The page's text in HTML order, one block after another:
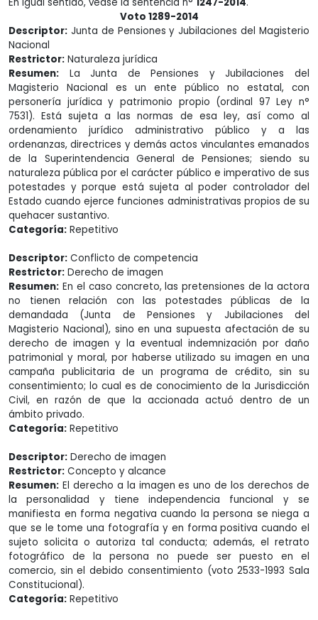
Voto 1289-2014
Descriptor: Junta de Pensiones y Jubilaciones del Magisterio
Nacional
Restrictor: Naturaleza jurídica
Resumen: La Junta de Pensiones y Jubilaciones del
Magisterio Nacional es un ente público no estatal, con
personería jurídica y patrimonio propio (ordinal 97 Ley n°
7531). Está sujeta a las normas de esa ley, así como al
ordenamiento jurídico administrativo público y a las
ordenanzas, directrices y demás actos vinculantes emanados
de la Superintendencia General de Pensiones; siendo su
naturaleza pública por el carácter público e imperativo de sus
potestades y porque está sujeta al poder controlador del
Estado cuando ejerce funciones administrativas propios de su
quehacer sustantivo.
Categoría: Repetitivo
Descriptor: Conflicto de competencia
Restrictor: Derecho de imagen
Resumen: En el caso concreto, las pretensiones de la actora
no tienen relación con las potestades públicas de la
demandada (Junta de Pensiones y Jubilaciones del
Magisterio Nacional), sino en una supuesta afectación de su
derecho de imagen y la eventual indemnización por daño
patrimonial y moral, por haberse utilizado su imagen en una
campaña publicitaria de un programa de crédito, sin su
consentimiento; lo cual es de conocimiento de la Jurisdicción
Civil, en razón de que la accionada actuó dentro de un
ámbito privado.
Categoría: Repetitivo
Descriptor: Derecho de imagen
Restrictor: Concepto y alcance
Resumen: El derecho a la imagen es uno de los derechos de
la personalidad y tiene independencia funcional y se
manifiesta en forma negativa cuando la persona se niega a
que se le tome una fotografía y en forma positiva cuando el
sujeto solicita o autoriza tal conducta; además, el retrato
fotográfico de la persona no puede ser puesto en el
comercio, sin el debido consentimiento (voto 2533-1993 Sala
Constitucional).
Categoría: Repetitivo